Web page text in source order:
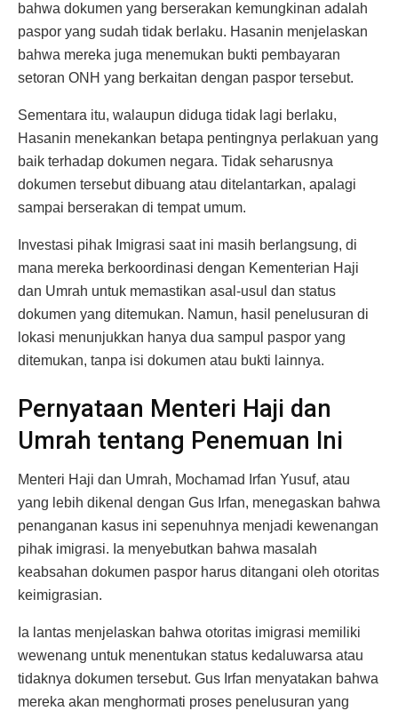
bahwa dokumen yang berserakan kemungkinan adalah
paspor yang sudah tidak berlaku. Hasanin menjelaskan
bahwa mereka juga menemukan bukti pembayaran
setoran ONH yang berkaitan dengan paspor tersebut.
Sementara itu, walaupun diduga tidak lagi berlaku,
Hasanin menekankan betapa pentingnya perlakuan yang
baik terhadap dokumen negara. Tidak seharusnya
dokumen tersebut dibuang atau ditelantarkan, apalagi
sampai berserakan di tempat umum.
Investasi pihak Imigrasi saat ini masih berlangsung, di
mana mereka berkoordinasi dengan Kementerian Haji
dan Umrah untuk memastikan asal-usul dan status
dokumen yang ditemukan. Namun, hasil penelusuran di
lokasi menunjukkan hanya dua sampul paspor yang
ditemukan, tanpa isi dokumen atau bukti lainnya.
Pernyataan Menteri Haji dan
Umrah tentang Penemuan Ini
Menteri Haji dan Umrah, Mochamad Irfan Yusuf, atau
yang lebih dikenal dengan Gus Irfan, menegaskan bahwa
penanganan kasus ini sepenuhnya menjadi kewenangan
pihak imigrasi. Ia menyebutkan bahwa masalah
keabsahan dokumen paspor harus ditangani oleh otoritas
keimigrasian.
Ia lantas menjelaskan bahwa otoritas imigrasi memiliki
wewenang untuk menentukan status kedaluwarsa atau
tidaknya dokumen tersebut. Gus Irfan menyatakan bahwa
mereka akan menghormati proses penelusuran yang